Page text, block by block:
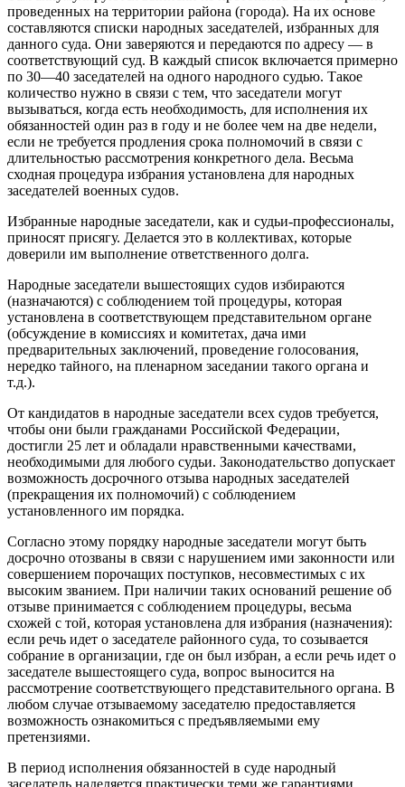
проведенных на территории района (города). На их основе
составляются списки народных заседателей, избранных для
данного суда. Они заверяются и передаются по адресу — в
соответствующий суд. В каждый список включается примерно
по 30—40 заседателей на одного народного судью. Такое
количество нужно в связи с тем, что заседатели могут
вызываться, когда есть необходимость, для исполнения их
обязанностей один раз в году и не более чем на две недели,
если не требуется продления срока полномочий в связи с
длительностью рассмотрения конкретного дела. Весьма
сходная процедура избрания установлена для народных
заседателей военных судов.
Избранные народные заседатели, как и судьи-профессионалы,
приносят присягу. Делается это в коллективах, которые
доверили им выполнение ответственного долга.
Народные заседатели вышестоящих судов избираются
(назначаются) с соблюдением той процедуры, которая
установлена в соответствующем представительном органе
(обсуждение в комиссиях и комитетах, дача ими
предварительных заключений, проведение голосования,
нередко тайного, на пленарном заседании такого органа и
т.д.).
От кандидатов в народные заседатели всех судов требуется,
чтобы они были гражданами Российской Федерации,
достигли 25 лет и обладали нравственными качествами,
необходимыми для любого судьи. Законодательство допускает
возможность досрочного отзыва народных заседателей
(прекращения их полномочий) с соблюдением
установленного им порядка.
Согласно этому порядку народные заседатели могут быть
досрочно отозваны в связи с нарушением ими законности или
совершением порочащих поступков, несовместимых с их
высоким званием. При наличии таких оснований решение об
отзыве принимается с соблюдением процедуры, весьма
схожей с той, которая установлена для избрания (назначения):
если речь идет о заседателе районного суда, то созывается
собрание в организации, где он был избран, а если речь идет о
заседателе вышестоящего суда, вопрос выносится на
рассмотрение соответствующего представительного органа. В
любом случае отзываемому заседателю предоставляется
возможность ознакомиться с предъявляемыми ему
претензиями.
В период исполнения обязанностей в суде народный
заседатель наделяется практически теми же гарантиями